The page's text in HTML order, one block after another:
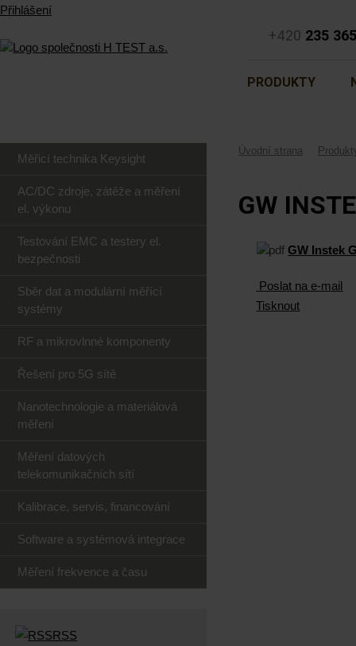
+420 235
PRODUKTY
Přihlášení
Úvodní strana
GW
GW Instek
Poslat na e-mail
Tisknout
Měřicí technika Keysight
AC/DC zdroje, zátěže a měření
el. výkonu
Testování EMC a testery el.
bezpečnosti
Sběr dat a modulární měřící
systémy
RF a mikrovlnné komponenty
Řešení pro 5G sítě
Nanotechnologie a materiálová
měření
Měření datových
telekomunikačních sítí
Kalibrace, servis, financování
Software a systémová integrace
Měření frekvence a času
RSS